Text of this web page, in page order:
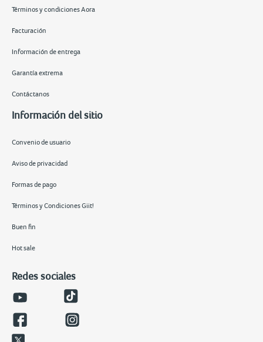
Términos y condiciones Aora
Facturación
Información de entrega
Garantía extrema
Contáctanos
Información del sitio
Convenio de usuario
Aviso de privacidad
Formas de pago
Términos y Condiciones Giit!
Buen fin
Hot sale
Redes sociales